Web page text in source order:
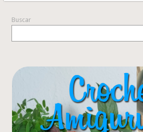
Buscar